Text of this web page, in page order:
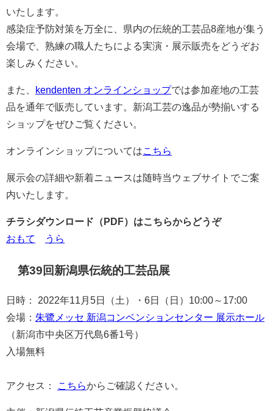
いたします。
感染症予防対策を万全に、県内の伝統的工芸品8産地が集う
会場で、熟練の職人たちによる実演・展示販売をどうぞお
楽しみください。
また、 kendenten オンラインショップでは参加産地の工芸
品を通年で販売しています。新潟工芸の逸品が勢揃いする
ショップをぜひご覧ください。
オンラインショップについては こちら
展示会の詳細や新着ニュースは随時当ウェブサイトでご案
内いたします。
チラシダウンロード（PDF）はこちらからどうぞ
おもて
うら
第39回新潟県伝統的工芸品展
日時： 2022年11月5日（土）・6日（日）10:00～17:00
会場： 朱鷺メッセ 新潟コンベンションセンター 展示ホール
（新潟市中央区万代島6番1号）
入場無料
アクセス： こちらからご確認ください。